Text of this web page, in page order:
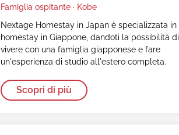
Famiglia ospitante · Kobe
Nextage Homestay in Japan è specializzata in
homestay in Giappone, dandoti la possibilità di
vivere con una famiglia giapponese e fare
un'esperienza di studio all'estero completa.
Scopri di più